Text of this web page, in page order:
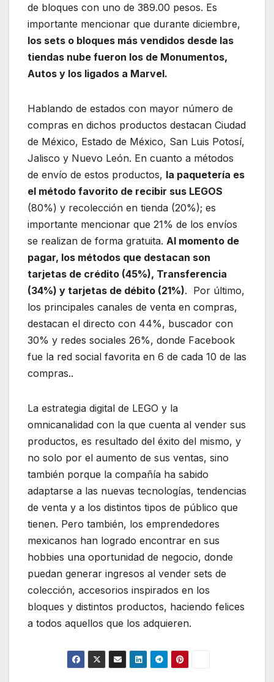
de bloques con uno de 389.00 pesos. Es
importante mencionar que durante diciembre,
los sets o bloques más vendidos desde las
tiendas nube fueron los de Monumentos,
Autos y los ligados a Marvel.
Hablando de estados con mayor número de
compras en dichos productos destacan Ciudad
de México, Estado de México, San Luis Potosí,
Jalisco y Nuevo León. En cuanto a métodos
de envío de estos productos, la paquetería es
el método favorito de recibir sus LEGOS
(80%) y recolección en tienda (20%); es
importante mencionar que 21% de los envíos
se realizan de forma gratuita. Al momento de
pagar, los métodos que destacan son
tarjetas de crédito (45%), Transferencia
(34%) y tarjetas de débito (21%). Por último,
los principales canales de venta en compras,
destacan el directo con 44%, buscador con
30% y redes sociales 26%, donde Facebook
fue la red social favorita en 6 de cada 10 de las
compras..
La estrategia digital de LEGO y la
omnicanalidad con la que cuenta al vender sus
productos, es resultado del éxito del mismo, y
no solo por el aumento de sus ventas, sino
también porque la compañía ha sabido
adaptarse a las nuevas tecnologías, tendencias
de venta y a los distintos tipos de público que
tienen. Pero también, los emprendedores
mexicanos han logrado encontrar en sus
hobbies una oportunidad de negocio, donde
puedan generar ingresos al vender sets de
colección, accesorios inspirados en los
bloques y distintos productos, haciendo felices
a todos aquellos que los adquieren.